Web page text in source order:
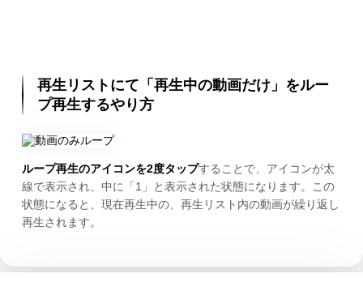
再生リストにて「再生中の動画だけ」をルー
プ再生するやり方
ループ再生のアイコンを2度タップすることで、アイコンが太
線で表示され、中に「1」と表示された状態になります。この
状態になると、現在再生中の、再生リスト内の動画が繰り返し
再生されます。